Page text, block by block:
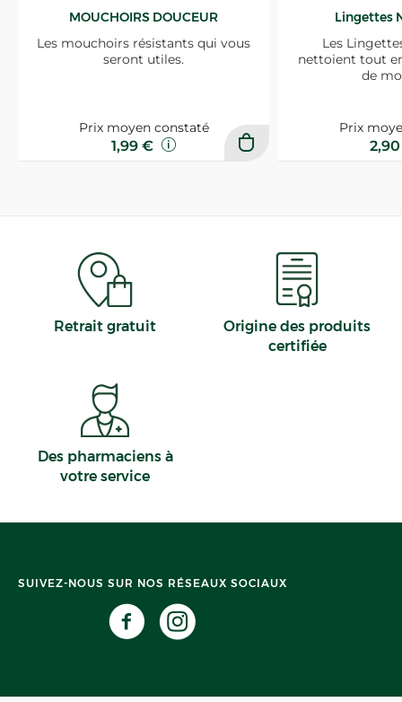
MOUCHOIRS DOUCEUR
Les mouchoirs résistants qui vous
seront utiles.
Prix moyen constaté
1,99 €
Lingettes
Les
nettoient tout
de
Prix
Retrait gratuit
Origine des produits
certifiée
Des pharmaciens à
votre service
SUIVEZ-NOUS SUR NOS RÉSEAUX SOCIAUX